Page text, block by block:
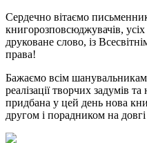
Сердечно вітаємо
книгорозповсюджувачів,
друковане слово, із
права!
Бажаємо всім
реалізації творчих задумів
придбана у цей день нова
другом і порадником на довгі